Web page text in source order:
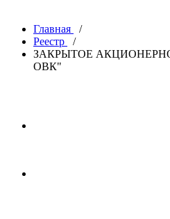
Главная
/
Реестр
/
ЗАКРЫТОЕ
ОВК"